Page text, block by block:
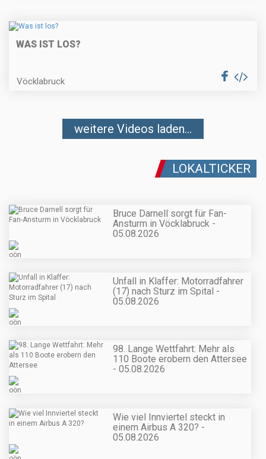
WAS IST LOS?
Vöcklabruck
weitere Videos laden...
LOKALTICKER
Bruce Darnell sorgt für Fan-
Ansturm in Vöcklabruck -
05.08.2026
Unfall in Klaffer: Motorradfahrer
(17) nach Sturz im Spital -
05.08.2026
98. Lange Wettfahrt: Mehr als
110 Boote erobern den Attersee
- 05.08.2026
Wie viel Innviertel steckt in
einem Airbus A 320? -
05.08.2026